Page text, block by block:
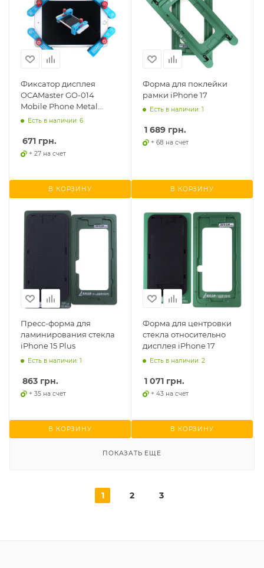
Фиксатор дисплея
OCAMaster GO-014
Mobile Phone Metal
Clamp, 2шт.
Есть в наличии: 6
671 грн.
+ 27 на счет
В КОРЗИНУ
Форма для поклейки
рамки iPhone 17
Есть в наличии: 1
1 689 грн.
+ 68 на счет
В КОРЗИНУ
Пресс-форма для
ламинирования стекла
iPhone 15 Plus
Есть в наличии: 1
863 грн.
+ 35 на счет
В КОРЗИНУ
Форма для центровки
стекла относительно
дисплея iPhone 17
Есть в наличии: 2
1 071 грн.
+ 43 на счет
В КОРЗИНУ
ПОКАЗАТЬ ЕЩЕ
1 2 3